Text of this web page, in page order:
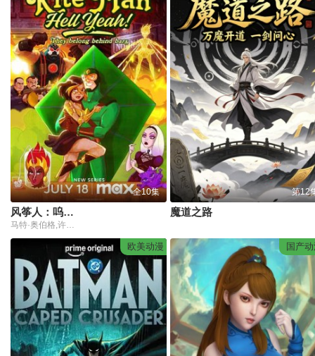
全10集
风筝人：呜呼！
马特·奥伯格,许玮伦,凯莉·库柯,乔纳森·班克斯,凯斯·大卫,兰斯·莱迪克,娜塔希娅·德米特鲁,迈克尔·因佩里奥利,朱迪斯·赖特,贾内尔·詹姆斯,詹姆斯·阿多米安,罗里·斯卡沃
第12
魔道之路
欧美动漫 国产